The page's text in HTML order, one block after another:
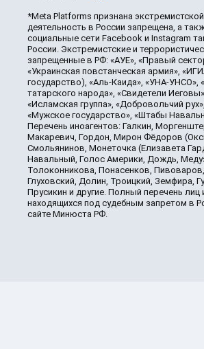
*Meta Platforms признана
деятельность в России запрещена, а
социальные сети Facebook и Instagram
России. Экстремистские и
запрещенные в РФ: «АУЕ», «Правый
«Украинская повстанческая армия»,
государство), «Аль-Каида», «УНА-
татарского народа», «Свидетели
«Исламская группа», «Добровольчий
«Мужское государство», «Штабы
Перечень иноагентов: Галкин,
Макаревич, Гордон, Мирон Фёдоров
Смольянинов, Монеточка (Елизавета
Навальный, Голос Америки, Дождь,
Толоконникова, Понасенков,
Глуховский, Долин, Троицкий, Земфира,
Прусикин и другие. Полный перечень лиц
находящихся под судебным запретом в
сайте Минюста РФ.